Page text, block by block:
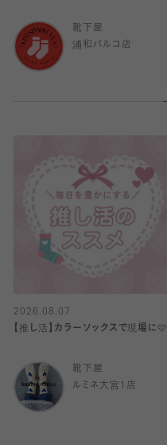
靴下屋
浦和パルコ店
2026.08.07
【推し活】カラーソックスで現場に🩷
靴下屋
ルミネ大宮1店